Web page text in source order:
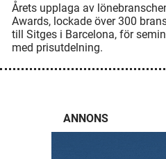
Årets upplaga av
Awards, lockade över 300
till Sitges i Barcelona, för
med prisutdelning.
ANNONS